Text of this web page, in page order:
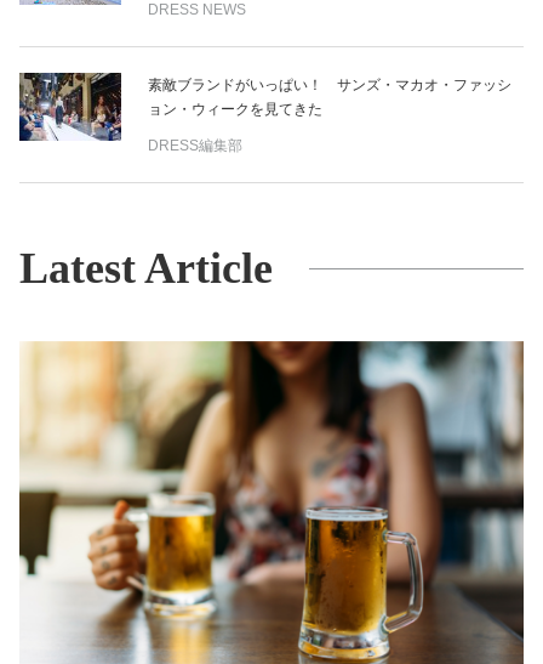
DRESS NEWS
素敵ブランドがいっぱい！ サンズ・マカオ・ファッシ
ョン・ウィークを見てきた
DRESS編集部
Latest Article